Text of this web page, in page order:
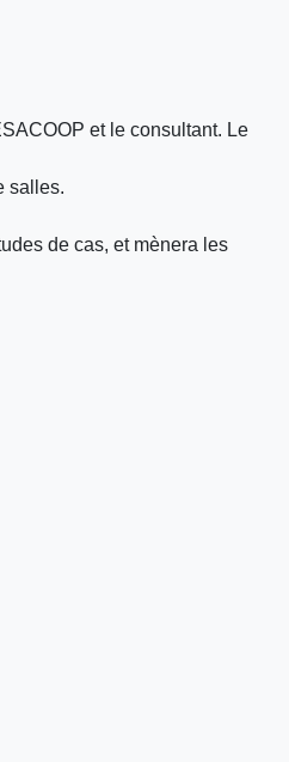
et le consultant. Le
salles.
de cas, et mènera les